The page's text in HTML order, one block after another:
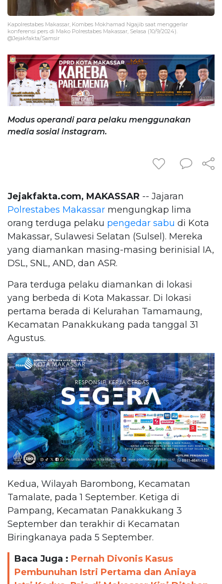
Kapolrestabes Makassar, Kombes Mokhamad Ngajib saat menggerlar
konferensi pers di Mako Polrestabes Makassar, Selasa (10/9/2024).
@Jejakfakta/Samsir
Modus operandi para pelaku menggunakan
media sosial instagram.
Jejakfakta.com, MAKASSAR -- Jajaran
Polrestabes Makassar mengungkap lima
orang terduga pelaku pengedar sabu di Kota
Makassar, Sulawesi Selatan (Sulsel). Mereka
yang diamankan masing-masing berinisial IA,
DSL, SNL, AND, dan ASR.
Para terduga pelaku diamankan di lokasi
yang berbeda di Kota Makassar. Di lokasi
pertama berada di Kelurahan Tamamaung,
Kecamatan Panakkukang pada tanggal 31
Agustus.
Kedua, Wilayah Barombong, Kecamatan
Tamalate, pada 1 September. Ketiga di
Pampang, Kecamatan Panakkukang 3
September dan terakhir di Kecamatan
Biringkanaya pada 5 September.
Baca Juga : Pernah Divonis Kasus
Pembunuhan Istri Pertama dan Aniaya